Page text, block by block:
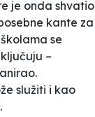
je onda shvatio
kante za
se
–
služiti i kao